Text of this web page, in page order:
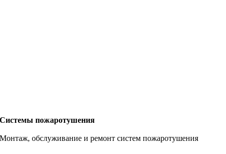
Системы пожаротушения
Монтаж, обслуживание и ремонт систем пожаротушения